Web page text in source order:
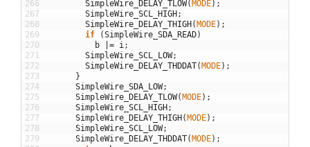
266
267
268
269
270
271
272
273
274
275
276
277
278
279
SimpleWire_DELAY_TLOW( MODE) ;
SimpleWire_SCL_HIGH ;
SimpleWire_DELAY_THIGH ( MODE) ;
if
(SimpleWire_SDA_READ)
b
|= i;
SimpleWire_SCL_LOW;
SimpleWire_DELAY_THDDAT( MODE) ;
}
SimpleWire_SDA_LOW;
SimpleWire_DELAY_TLOW( MODE) ;
SimpleWire_SCL_HIGH ;
SimpleWire_DELAY_THIGH ( MODE) ;
SimpleWire_SCL_LOW;
SimpleWire_DELAY_THDDAT( MODE) ;